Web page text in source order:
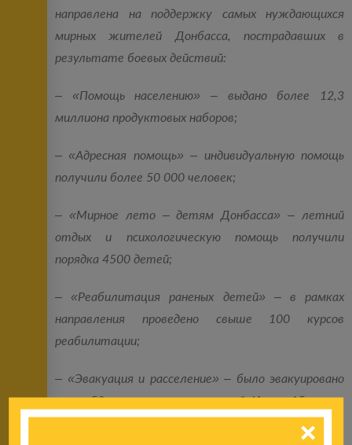
направлена на поддержку самых нуждающихся
мирных жителей Донбасса, пострадавших в
результате боевых действий:
– «Помощь населению» – выдано более 12,3
миллиона продуктовых наборов;
– «Адресная помощь» – индивидуальную помощь
получили более 50 000 человек;
– «Мирное лето – детям Донбасса» – летний
отдых и психологическую помощь получили
порядка 4500 детей;
– «Реабилитация раненых детей» – в рамках
направления проведено свыше 100 курсов
реабилитации;
– «Эвакуация и расселение» – было эвакуировано
около 50 тысяч мирных жителей. Из них 15 тысяч
– это дети.